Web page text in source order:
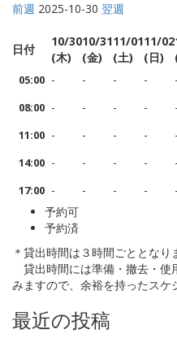
前週 2025-10-30 翌週
日付
10/30
(木)
10/31
(金)
11/01
(土)
11/02
(日)
05:00 - - - - -
08:00 - - - - -
11:00 - - - - -
14:00 - - - - -
17:00 - - - - -
予約可
予約済
＊貸出時間は３時間ごととなり
貸出時間には準備・撤去・使
みますので、余裕を持ったスケ
最近の投稿